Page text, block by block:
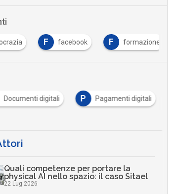
F facebook F formazione
Documenti digitali P Pagamenti digitali
Quali competenze per portare la
physical AI nello spazio: il caso Sitael
22 Lug 2026